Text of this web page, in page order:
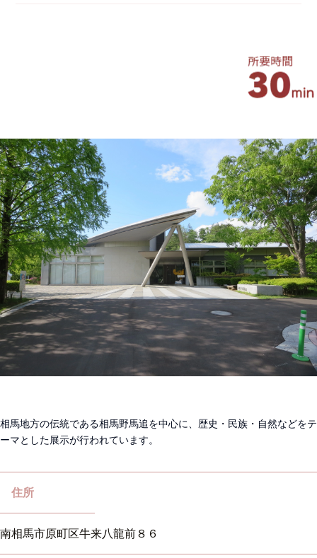
相馬地方の伝統である相馬野馬追を中心に、歴史・民族・自然などをテ
ーマとした展示が行われています。
住所
南相馬市原町区牛来八龍前８６